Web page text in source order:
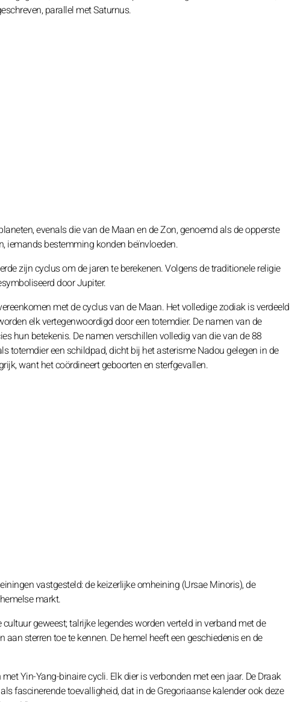
parallel met Saturnus.
evenals die van de Maan en de Zon, genoemd als de opperste
iemands bestemming konden beïnvloeden.
zijn cyclus om de jaren te berekenen. Volgens de traditionele religie
door Jupiter.
met de cyclus van de Maan. Het volledige zodiak is verdeeld
elk vertegenwoordigd door een totemdier. De namen van de
hun betekenis. De namen verschillen volledig van die van de 88
totemdier een schildpad, dicht bij het asterisme Nadou gelegen in de
want het coördineert geboorten en sterfgevallen.
vastgesteld: de keizerlijke omheining (Ursae Minoris), de
markt.
geweest; talrijke legendes worden verteld in verband met de
sterren toe te kennen. De hemel heeft een geschiedenis en de
Yin-Yang-binaire cycli. Elk dier is verbonden met een jaar. De Draak
fascinerende toevalligheid, dat in de Gregoriaanse kalender ook deze